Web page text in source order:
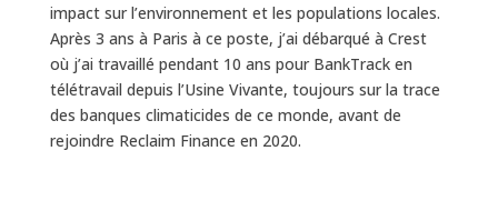
impact sur l’environnement et les populations locales.
Après 3 ans à Paris à ce poste, j’ai débarqué à Crest
où j’ai travaillé pendant 10 ans pour BankTrack en
télétravail depuis l’Usine Vivante, toujours sur la trace
des banques climaticides de ce monde, avant de
rejoindre Reclaim Finance en 2020.